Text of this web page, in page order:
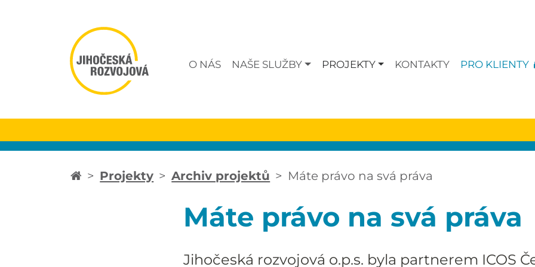
O NÁS NAŠE SLUŽBY PROJEKTY KONTAKTY PRO KLIENTY
Projekty Archiv projektů Máte právo na svá práva
Máte právo na svá práva
Jihočeská rozvojová o.p.s. byla partnerem ICOS